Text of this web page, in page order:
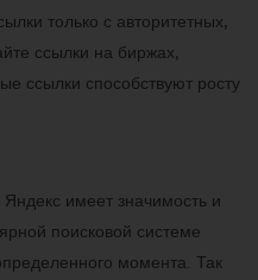
только с авторитетных,
ссылки на биржах,
ссылки способствуют росту
имеет значимость и
поисковой системе
момента. Так